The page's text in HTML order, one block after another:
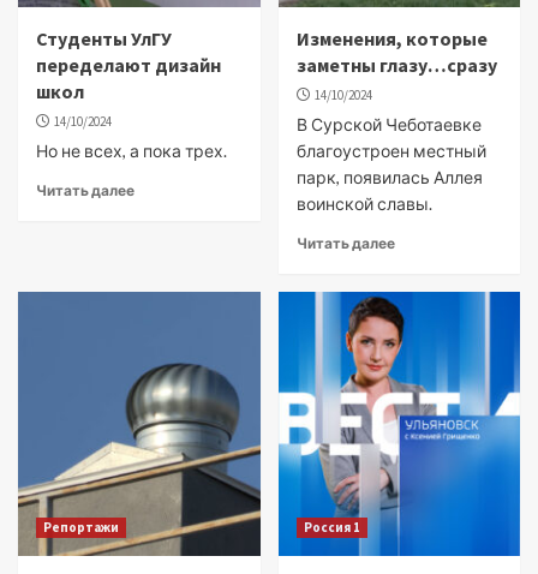
Студенты УлГУ
переделают дизайн
школ
14/10/2024
Но не всех, а пока трех.
Читать далее
Изменения, которые
заметны глазу…сразу
14/10/2024
В Сурской Чеботаевке
благоустроен местный
парк, появилась Аллея
воинской славы.
Читать далее
Репортажи Россия 1